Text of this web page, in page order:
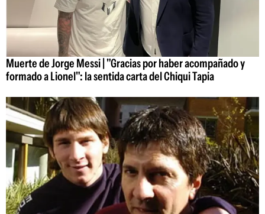
Muerte de Jorge Messi | "Gracias por haber acompañado y
formado a Lionel": la sentida carta del Chiqui Tapia